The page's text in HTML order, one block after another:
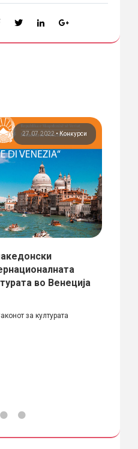
27.07.2022•Конкурси
во Венеција
за културата